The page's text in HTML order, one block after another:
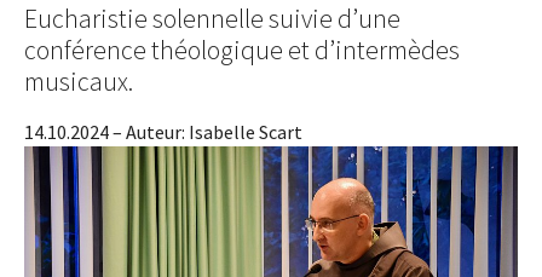
Eucharistie solennelle suivie d’une
conférence théologique et d’intermèdes
musicaux.
14.10.2024– Auteur: Isabelle Scart